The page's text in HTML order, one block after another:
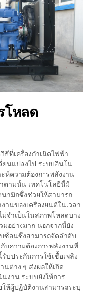
โหลด
ธีที่เครื่องกำเนิดไฟฟ้า
ยนแปลงไป ระบบอินโน
ห์ความต้องการพลังงาน
ตามนั้น เทคโนโลยีนี้มี
ามิกซึ่งช่วยให้สามารถ
านของเครื่องยนต์ในเวลา
ม่จำเป็นในสภาพโหลดบาง
อย่างมาก นอกจากนี้ยัง
ซ้อนซึ่งสามารถจัดลำดับ
ความต้องการพลังงานที่
บประกันการใช้เชื้อเพลิง
นต่าง ๆ ส่งผลให้เกิด
งาน ระบบยังให้การ
ให้ผู้ปฏิบัติงานสามารถระบุ